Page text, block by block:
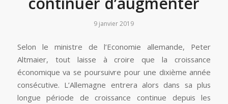
9 janvier 2019
Selon le ministre de l’Economie allemande, Peter
Altmaier, tout laisse à croire que la croissance
économique va se poursuivre pour une dixième année
consécutive. L’Allemagne entrera alors dans sa plus
longue période de croissance continue depuis les